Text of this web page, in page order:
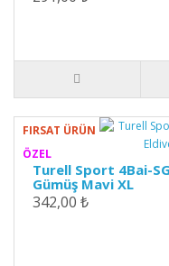
FIRSAT ÜRÜN
ÖZEL
Turell Sport 4Bai-
Gümüş Mavi XL
342,00 ₺